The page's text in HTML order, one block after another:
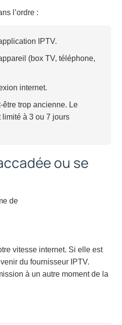
l’ordre :
IPTV.
(box TV, téléphone,
internet.
être trop ancienne. Le
limité à 3 ou 7 jours
ou se
de
vitesse internet. Si elle est
du fournisseur IPTV.
à un autre moment de la